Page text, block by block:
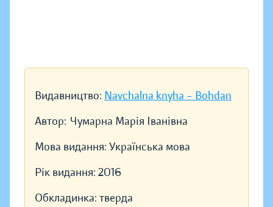
Видавництво: Navchalna knyha – Bohdan
Автор: Чумарна Марія Іванівна
Мова видання: Українська мова
Рік видання: 2016
Обкладинка: тверда